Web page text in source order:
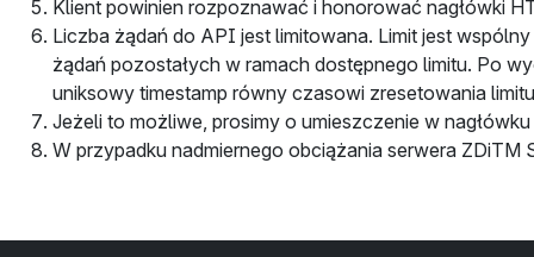
Klient powinien rozpoznawać i honorować nagłówki
Liczba żądań do API jest limitowana. Limit jest
żądań pozostałych w ramach dostępnego limitu. Po
uniksowy timestamp równy czasowi zresetowania
Jeżeli to możliwe, prosimy o umieszczenie w nagłówku
W przypadku nadmiernego obciążania serwera